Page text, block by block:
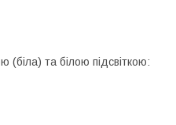
(біла) та білою підсвіткою: